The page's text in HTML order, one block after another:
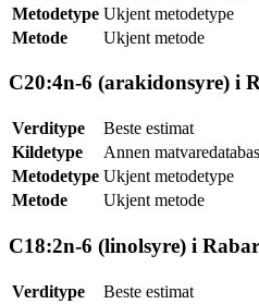
Metodetype Ukjent metodetype
Metode
Ukjent metode
C20:4n-6 (arakidonsyre) i
Verditype
Beste estimat
Kildetype
Annen
Metodetype Ukjent metodetype
Metode
Ukjent metode
C18:2n-6 (linolsyre) i
Verditype
Beste estimat